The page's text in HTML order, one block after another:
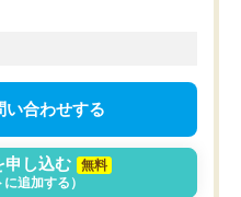
い合わせする
申し込む
無料
に追加する）